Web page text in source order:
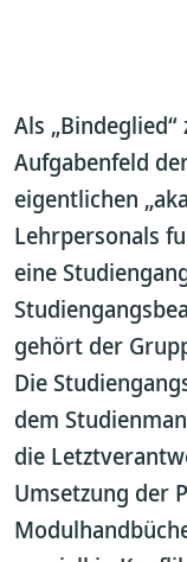
Als
Aufgabenfeld
eigentlichen
Lehrpersonals
eine
gehört der
Die
dem
die
Umsetzung der